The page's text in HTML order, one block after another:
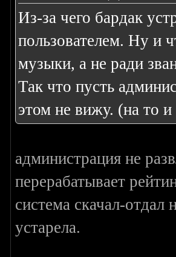
Из-за чего бардак
пользователем. Ну и
музыки, а не ради
Так что пусть
этом не вижу. (на то
администрация не
перерабатывает
система скачал-отдал
устарела.